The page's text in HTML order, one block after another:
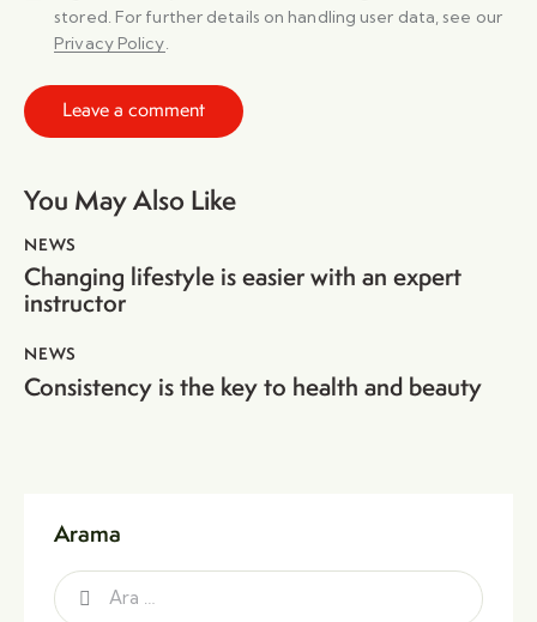
stored. For further details on handling user data, see our
Privacy Policy.
You May Also Like
NEWS
Changing lifestyle is easier with an expert
instructor
NEWS
Consistency is the key to health and beauty
Arama